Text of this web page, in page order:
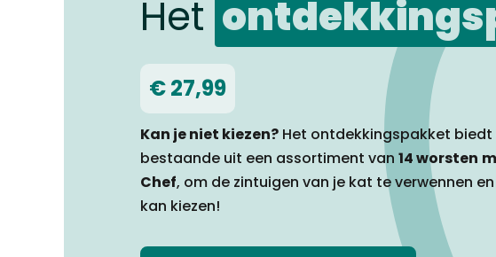
Het
€ 27,99
Kan je niet kiezen? Het ontdekkingspakket biedt
bestaande uit een assortiment van 14 worsten
Chef, om de zintuigen van je kat te verwennen
kan kiezen!